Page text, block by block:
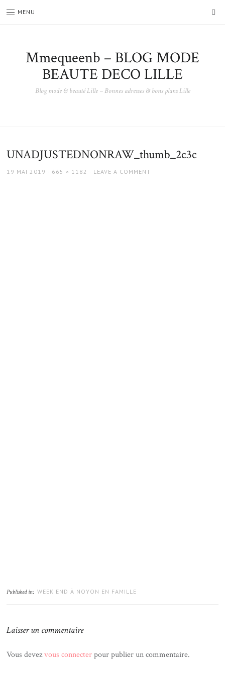
MENU
Mmequeenb – BLOG MODE
BEAUTE DECO LILLE
Blog mode & beauté Lille – Bonnes adresses & bons plans Lille
UNADJUSTEDNONRAW_thumb_2c3c
POSTED
19 MAI 2019
FULL
665 × 1182 LEAVE A COMMENT
Published in: WEEK END À NOYON EN FAMILLE
Laisser un commentaire
Vous devezvous connecterpour publier un commentaire.